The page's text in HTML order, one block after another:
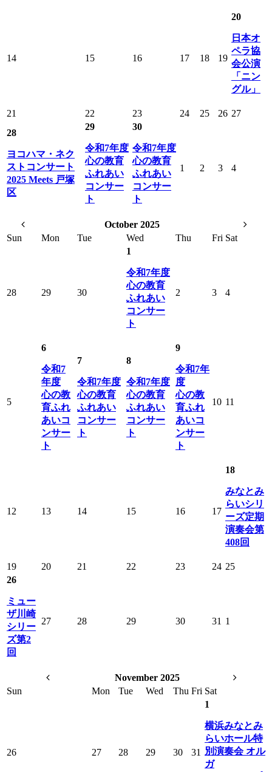
14 15 16 17 18 19
20
日本オ
ペラ協
会公演
「ニン
グル」
21 22 23 24 25 26 27
28
ヨコハマ・ネク
ストコンサート
2025 Meets 戸塚
区
29
令和7年度
心の教育
ふれあい
コンサー
ト
30
令和7年度
心の教育
ふれあい
コンサー
ト
1 2 3 4
October 2025
Sun
Mon Tue Wed Thu Fri Sat
28 29 30
1
令和7年度
心の教育
ふれあい
コンサー
ト
2 3 4
5
6
令和7
年度
心の教
育ふれ
あいコ
ンサー
ト
7
令和7年度
心の教育
ふれあい
コンサー
ト
8
令和7年度
心の教育
ふれあい
コンサー
ト
9
令和7年
度
心の教
育ふれ
あいコ
ンサー
ト
10 11
12 13 14 15 16 17
18
みなとみ
らいシリ
ーズ定期
演奏会第
408回
19 20 21 22 23 24 25
26
ミュー
ザ川崎
シリー
ズ第2
回
27 28 29 30 31 1
November 2025
Sun
Mon Tue Wed Thu Fri Sat
26 27 28 29 30 31
1
横浜みなとみ
らいホール特
別演奏会 オル
ガ